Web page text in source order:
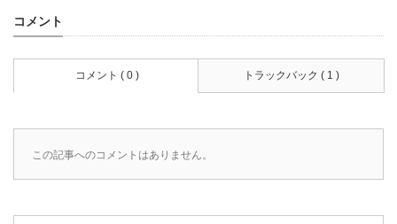
コメント
コメント ( 0 ) トラックバック ( 1 )
この記事へのコメントはありません。